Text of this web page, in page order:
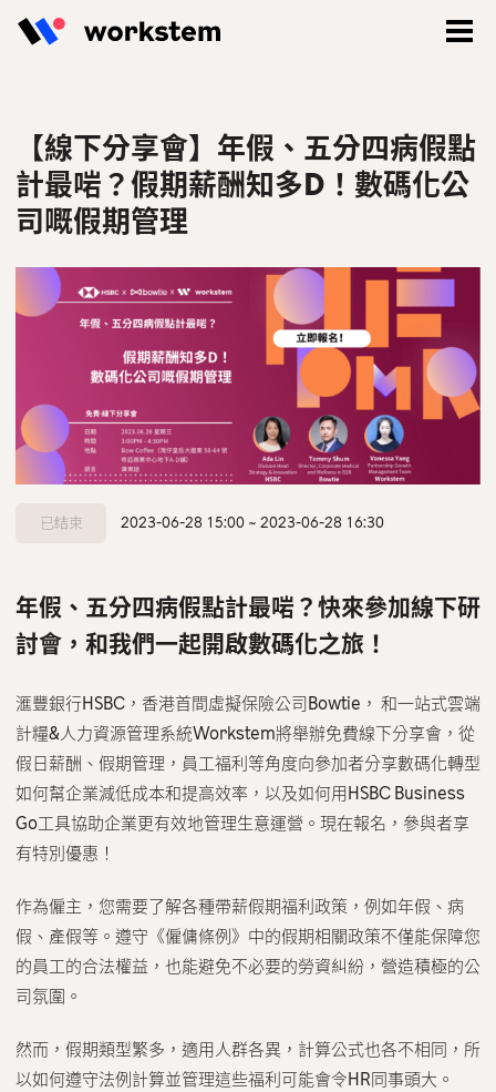
登入
立即註冊
【線下分享會】年假、五分四病假點
計最啱？假期薪酬知多D！數碼化公
司嘅假期管理
2023-06-28 15:00 ~ 2023-06-28 16:30
年假、五分四病假點計最啱？快來參加線下研
討會，和我們一起開啟數碼化之旅！
滙豐銀行HSBC，香港首間虛擬保險公司Bowtie， 和一站式雲端
計糧&人力資源管理系統Workstem將舉辦免費線下分享會，從
假日薪酬、假期管理，員工福利等角度向參加者分享數碼化轉型
如何幫企業減低成本和提高效率，以及如何用HSBC Business
Go工具協助企業更有效地管理生意運營。現在報名，參與者享
有特別優惠！
作為僱主，您需要了解各種帶薪假期福利政策，例如年假、病
假、產假等。遵守《僱傭條例》中的假期相關政策不僅能保障您
的員工的合法權益，也能避免不必要的勞資糾紛，營造積極的公
司氛圍。
然而，假期類型繁多，適用人群各異，計算公式也各不相同，所
以如何遵守法例計算並管理這些福利可能會令HR同事頭大。
了解更多有關活動資訊，非常歡迎和Workstem團隊直
接對話及以網上或面談方式解答你的問題！
姓名 *
電郵*
電話 *
公司名稱 *
職稱*
公司人數*
請問你在何處得知本公司的資訊?
LinkedIn
Partner Referral
Search(Google etc.)
Other